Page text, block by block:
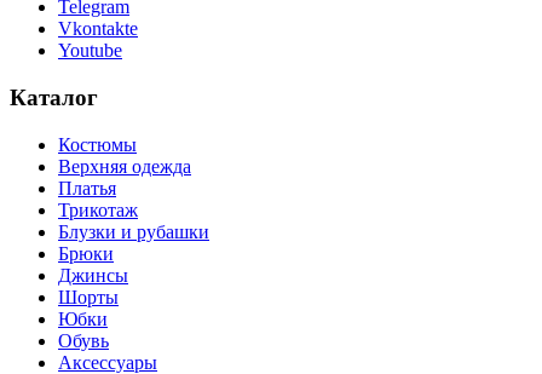
Telegram
Vkontakte
Youtube
Каталог
Костюмы
Верхняя одежда
Платья
Трикотаж
Блузки и рубашки
Брюки
Джинсы
Шорты
Юбки
Обувь
Аксессуары